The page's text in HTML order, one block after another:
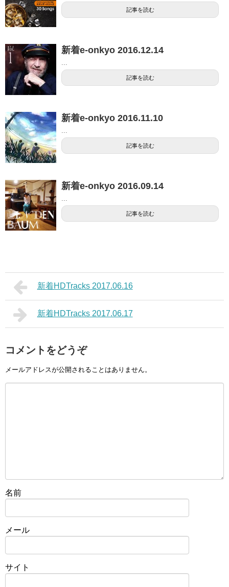
記事を読む
新着e-onkyo 2016.12.14
記事を読む
新着e-onkyo 2016.11.10
記事を読む
新着e-onkyo 2016.09.14
記事を読む
新着HDTracks 2017.06.16
新着HDTracks 2017.06.17
コメントをどうぞ
メールアドレスが公開されることはありません。
名前
メール
サイト